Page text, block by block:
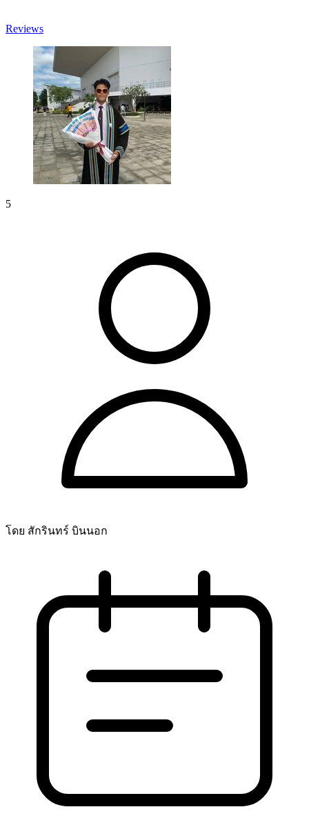
Reviews
5
โดย สักรินทร์ บินนอก